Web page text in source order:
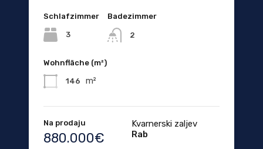
Schlafzimmer
3
Badezimmer
2
Wohnfläche (m²)
146 m²
Na prodaju
880.000€
Kvarnerski zaljev
Rab